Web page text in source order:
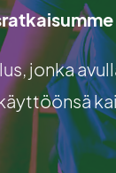
jonka